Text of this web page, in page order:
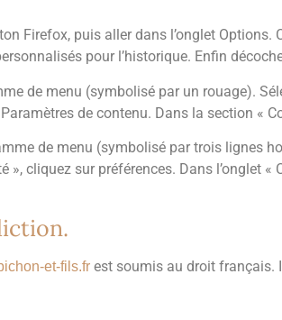
Firefox, puis aller dans l’onglet Options.
pour l’historique. Enfin
de menu (symbolisé par un rouage).
de contenu. Dans la section «
de menu (symbolisé par trois lignes
cliquez sur préférences. Dans l’onglet
et-fils.fr est soumis au droit français.